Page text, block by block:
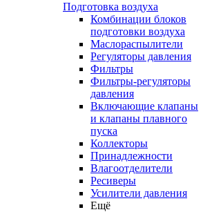
Подготовка воздуха
Комбинации блоков
подготовки воздуха
Маслораспылители
Регуляторы давления
Фильтры
Фильтры-регуляторы
давления
Включающие клапаны
и клапаны плавного
пуска
Коллекторы
Принадлежности
Влагоотделители
Ресиверы
Усилители давления
Ещё